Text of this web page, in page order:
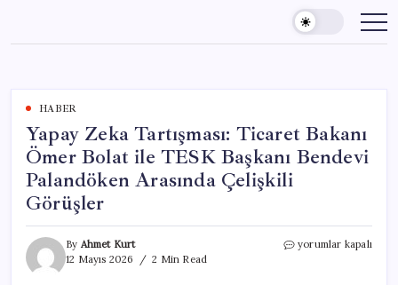
content
HABER
Yapay Zeka Tartışması: Ticaret Bakanı
Ömer Bolat ile TESK Başkanı Bendevi
Palandöken Arasında Çelişkili
Görüşler
By Ahmet Kurt
12 Mayıs 2026
2 Min Read
Yapay
yorumlar kapalı